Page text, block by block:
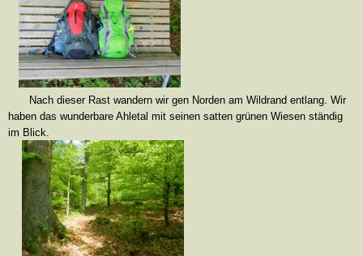
Nach dieser Rast wandern wir gen Norden am Wildrand entlang. Wir
haben das wunderbare Ahletal mit seinen satten grünen Wiesen ständig
im Blick.